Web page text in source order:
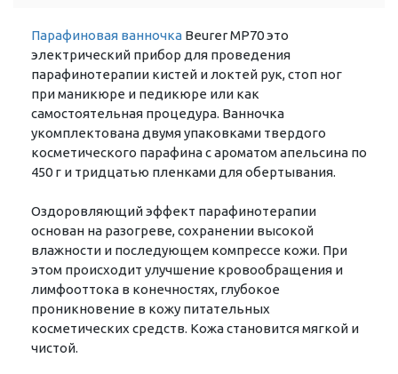
Парафиновая ванночка Beurer MP70 это
электрический прибор для проведения
парафинотерапии кистей и локтей рук, стоп ног
при маникюре и педикюре или как
самостоятельная процедура. Ванночка
укомплектована двумя упаковками твердого
косметического парафина с ароматом апельсина по
450 г и тридцатью пленками для обертывания.
Оздоровляющий эффект парафинотерапии
основан на разогреве, сохранении высокой
влажности и последующем компрессе кожи. При
этом происходит улучшение кровообращения и
лимфооттока в конечностях, глубокое
проникновение в кожу питательных
косметических средств. Кожа становится мягкой и
чистой.